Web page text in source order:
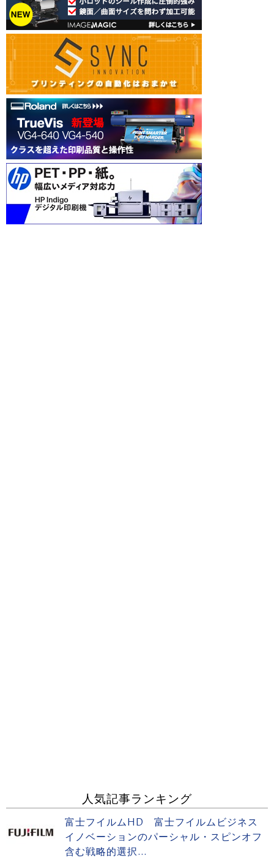
人気記事ランキング
富士フイルムHD 富士フイルムビジネス
イノベーションのパーシャル・スピンオフ
含む戦略的選択...